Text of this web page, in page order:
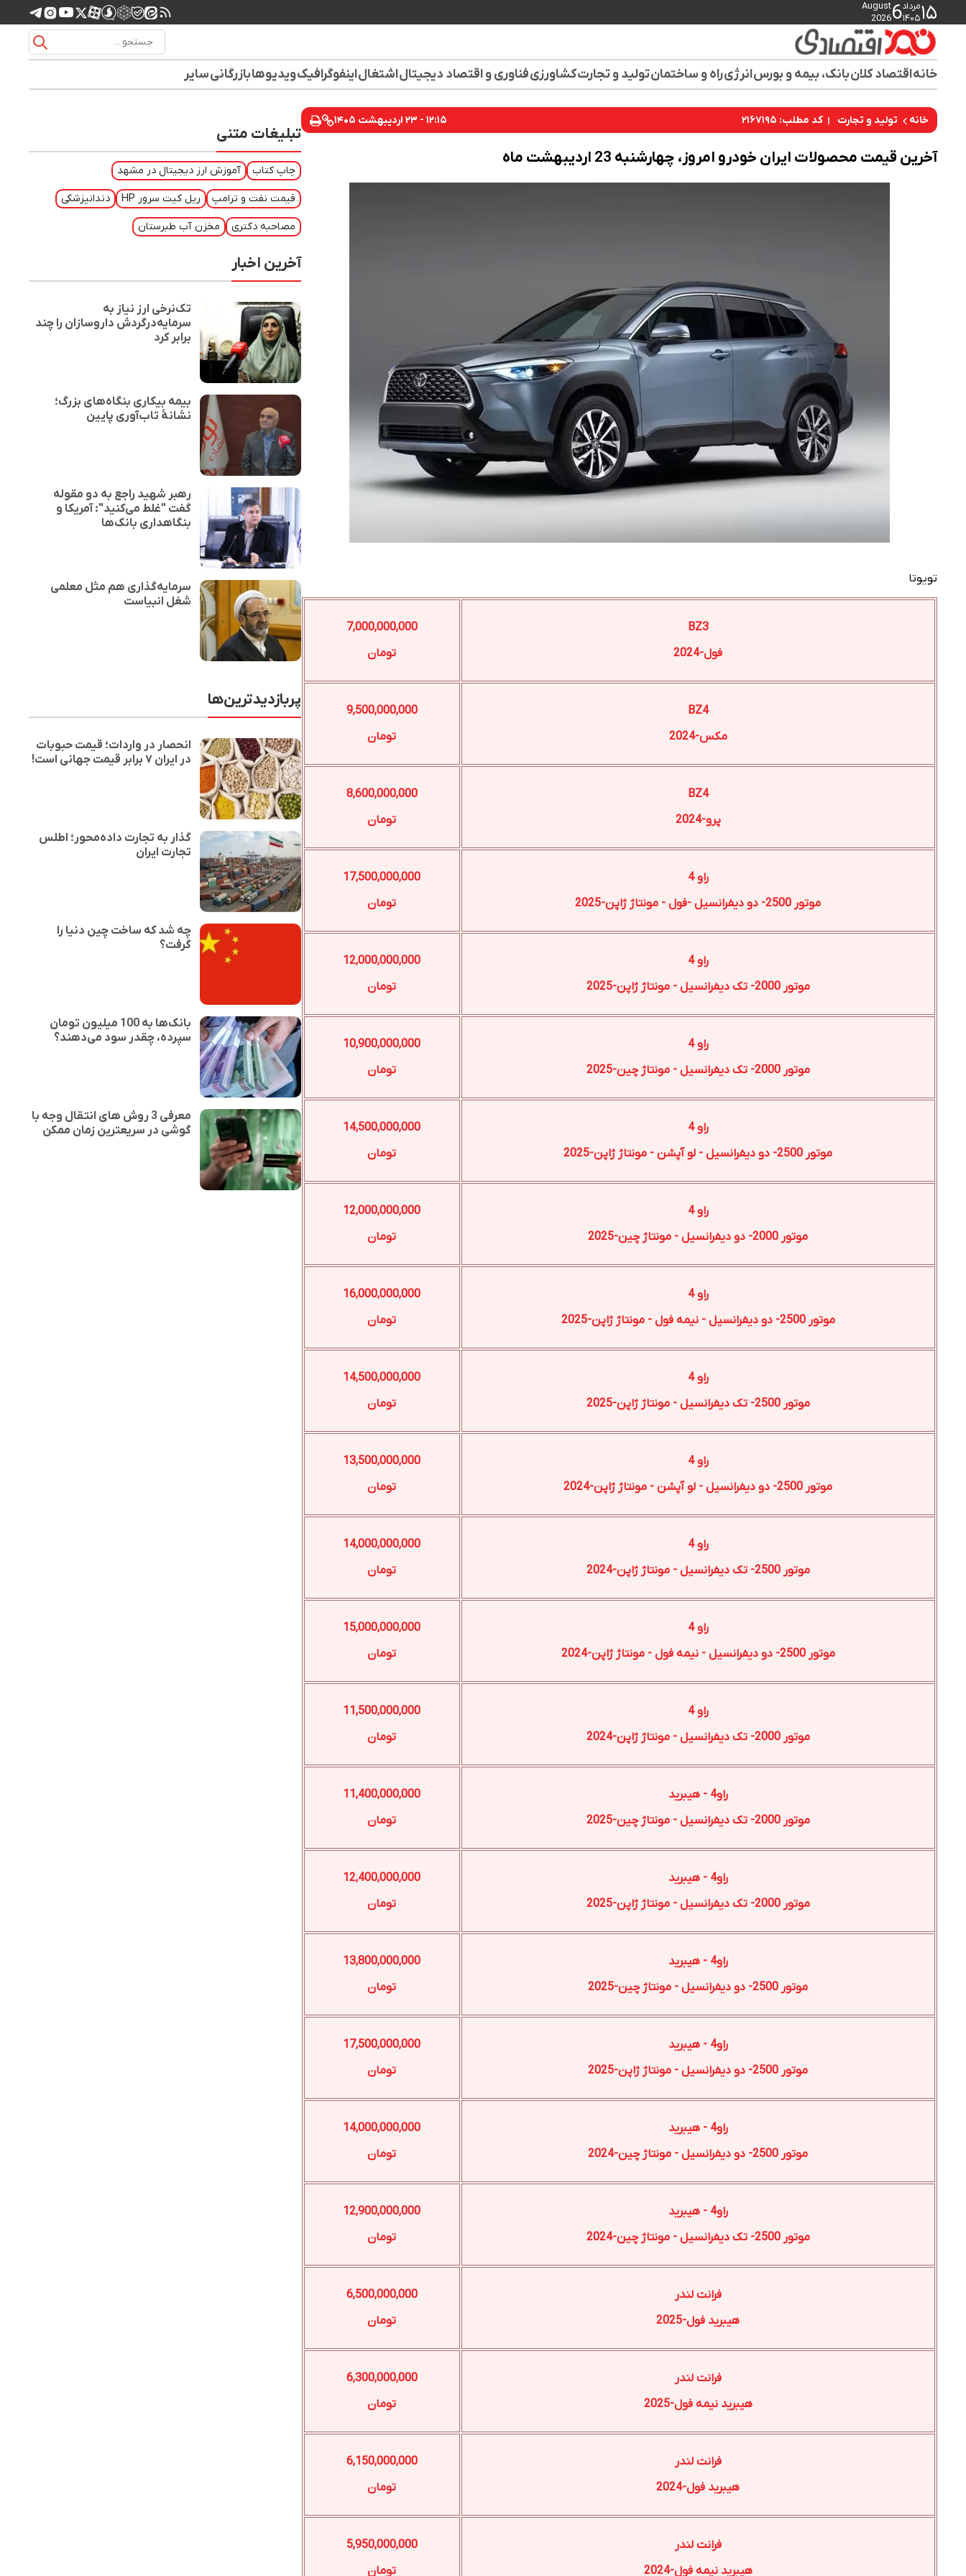
۱۵مرداد
۱۴۰۵6
August
2026
خانهاقتصاد کلانبانک، بیمه و بورسانرژیراه و ساختمانتولید و تجارتکشاورزیفناوری و اقتصاد دیجیتالاشتغالاینفوگرافیکویدیوهابازرگانیسایر
خانه تولید و تجارت کد مطلب: ۲۱۶۷۱۹۵ ۱۲:۱۵ - ۲۳ اردیبهشت ۱۴۰۵
آخرین قیمت محصولات ایران خودرو امروز، چهارشنبه 23 اردیبهشت ماه
تویوتا
BZ3
فول-2024
7,000,000,000
تومان
BZ4
مکس-2024
9,500,000,000
تومان
BZ4
پرو-2024
8,600,000,000
تومان
راو 4
موتور 2500- دو دیفرانسیل -فول - مونتاژ ژاپن-2025
17,500,000,000
تومان
راو 4
موتور 2000- تک دیفرانسیل - مونتاژ ژاپن-2025
12,000,000,000
تومان
راو 4
موتور 2000- تک دیفرانسیل - مونتاژ چین-2025
10,900,000,000
تومان
راو 4
موتور 2500- دو دیفرانسیل - لو آپشن - مونتاژ ژاپن-2025
14,500,000,000
تومان
راو 4
موتور 2000- دو دیفرانسیل - مونتاژ چین-2025
12,000,000,000
تومان
راو 4
موتور 2500- دو دیفرانسیل - نیمه فول - مونتاژ ژاپن-2025
16,000,000,000
تومان
راو 4
موتور 2500- تک دیفرانسیل - مونتاژ ژاپن-2025
14,500,000,000
تومان
راو 4
موتور 2500- دو دیفرانسیل - لو آپشن - مونتاژ ژاپن-2024
13,500,000,000
تومان
راو 4
موتور 2500- تک دیفرانسیل - مونتاژ ژاپن-2024
14,000,000,000
تومان
راو 4
موتور 2500- دو دیفرانسیل - نیمه فول - مونتاژ ژاپن-2024
15,000,000,000
تومان
راو 4
موتور 2000- تک دیفرانسیل - مونتاژ ژاپن-2024
11,500,000,000
تومان
راو4 - هیبرید
موتور 2000- تک دیفرانسیل - مونتاژ چین-2025
11,400,000,000
تومان
راو4 - هیبرید
موتور 2000- تک دیفرانسیل - مونتاژ ژاپن-2025
12,400,000,000
تومان
راو4 - هیبرید
موتور 2500- دو دیفرانسیل - مونتاژ چین-2025
13,800,000,000
تومان
راو4 - هیبرید
موتور 2500- دو دیفرانسیل - مونتاژ ژاپن-2025
17,500,000,000
تومان
راو4 - هیبرید
موتور 2500- دو دیفرانسیل - مونتاژ چین-2024
14,000,000,000
تومان
راو4 - هیبرید
موتور 2500- تک دیفرانسیل - مونتاژ چین-2024
12,900,000,000
تومان
فرانت لندر
هیبرید فول-2025
6,500,000,000
تومان
فرانت لندر
هیبرید نیمه فول-2025
6,300,000,000
تومان
فرانت لندر
هیبرید فول-2024
6,150,000,000
تومان
فرانت لندر
هیبرید نیمه فول-2024
5,950,000,000
تومان
تبلیغات متنی
چاپ کتاب آموزش ارز دیجیتال در مشهد
قیمت نفت و ترامپ ریل کیت سرور HP دندانپزشکی
مصاحبه دکتری مخزن آب طبرستان
آخرین اخبار
تک‌نرخی ارز نیاز به
سرمایه‌درگردش داروسازان را چند
برابر کرد
بیمه بیکاری بنگاه‌های بزرگ؛
نشانهٔ تاب‌آوری پایین
رهبر شهید راجع به دو مقوله
گفت "غلط می‌کنید": آمریکا و
بنگاهداری بانک‌ها
سرمایه‌گذاری هم مثل معلمی
شغل انبیاست
پربازدیدترین‌ها
انحصار در واردات؛ قیمت حبوبات
در ایران ۷ برابر قیمت جهانی است!
گذار به تجارت داده‌محور؛ اطلس
تجارت ایران
چه شد که ساخت چین دنیا را
گرفت؟
بانک‌ها به 100 میلیون تومان
سپرده، چقدر سود می‌دهند؟
معرفی 3 روش های انتقال وجه با
گوشی در سریعترین زمان ممکن